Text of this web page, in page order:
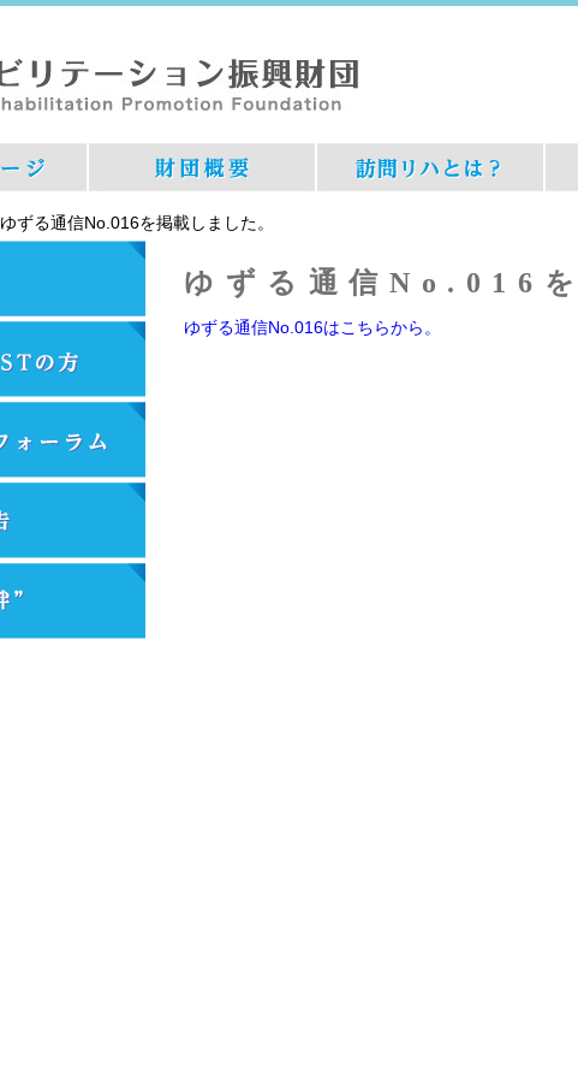
ゆずる通信No.016を掲載しました。
ゆずる通信No.016
ゆずる通信No.016はこちらから。